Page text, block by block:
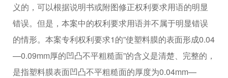
义的，可以根据说明书或附图修正权利要求用语的明显
错误。但是，本案中的权利要求用语并不属于明显错误
的情形。本案专利权利要求1的”使塑料膜的表面形成0.04
—0.09mm厚的凹凸不平粗糙面”的含义是清楚、完整的，
是指塑料膜表面凹凸不平粗糙面的厚度为0.04mm—